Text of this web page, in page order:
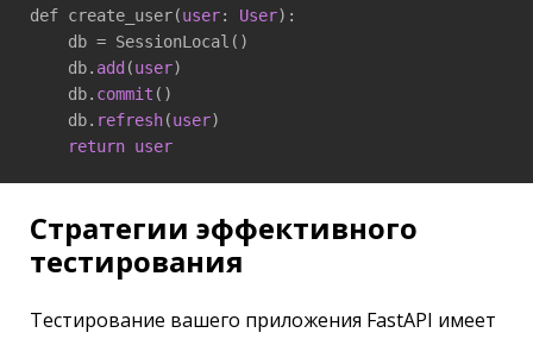
def create_user(user: User):
    db = SessionLocal()
    db.
add (user)
    db.
commit ()
    db.
refresh(user)
return user
Стратегии эффективного
тестирования
Тестирование вашего приложения FastAPI имеет